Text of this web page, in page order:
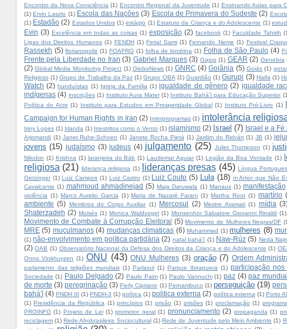
Encontro da Nova Consciência (1) Encontro Regional da Juventude (1) Ensinando Aulas para
(1) Ervin Laszlo (1) Escola das Nações (3) Escola de Primavera do Sudeste (2)
(1) Estadão (2) Estados Unidos (1) estágio (1) Estatuto da Criança e do Adolescente (1)
Evin (3) Excelência em todas as coisas (1) exposição (2) facebook (1) Faculdade Tahirih
Ligas dos Direitos Humanos (1) FENDH (1) Ferial Sami (1) Fernando Neme (1) Festival
Rassekh (5) florianopolis (1) FOAFRO (1) folha de londrina (1) Folha de São Paulo (4)
Frente pela Liberdade no Iran (3) Gabriel Marques (3) Gajop (1) GEAR (2) Genebra
(2) Global Media Monitoring Project (1) GloboNews (1) GNRC (4) Goiânia (5) Goiás (1)
Religioso (1) Grupo de Trabalho da Paz (1) Grupo OBA (1) Guardião (1) Gurupi (3) Haifa (1)
Watch (2) hunduístas (1) Igreja da Família (1) igualdade de gênero (2) igualdade
indígenas (4) inscrições (1) Instituto Aura Mater (1) Instituto Bahá'í para Educação Superior
Política do Acre (1) Instituto para Estudos em Prosperidade Global (1) Instituto Pró-Livro (1)
Campaign for Human Rights in Iran (2) Interprogramas (1) intolerância
Iriny Lopes (1) Irlanda (1) Irrestritos como o Vento (1) islamismo (2) Israel (7) Israel e a Fé
Arjomandi (1) Janet Ruhe-Schoen (1) Janete Rocha Pietá (1) Jardim do Ridván (1) JB (1)
jovens (15) judaísmo (3) judeus (4) julgamento (25) Juliet Thompson (1)
Nikobin (1) Krishna (1) laranjeira do Báb (1) Laudemar Aguiar (1) Legião da Boa Vontade (1)
religiosa (21) liderança religiosa (1) lideranças presas (45) Língua
Getzinger (1) Luiz Campos (1) Luiz Castro (1) Luiz Couto (5) Lula (18) m Amor que Não
Cavalcante (1) mahmoud ahmadinejad (5) Maja Daruwala (1) Manaus (1) manifestação
violência (1) Marco Aurelio Garcia (1) Maria de Nazaré Farani (1) Martha Root (1) martírio
ambiente (5) Membros do Corpo Auxiliar (1) Mercosul (2) Mestre Aramati (1) mídia
Shaterzadeh (2) Moisés (1) Monica Waldvogel (1) Monsenhor Salvatore Giovanni Rinaldi (1)
Movimento de Combate à Corrupção Eleitoral (5) Movimento de Mulheres Negras/DF
MRE (5) muçulmanos (4) mudanças climaticas (6) Muhammad (1) mulheres (8)
(1) não-envolvimento em política partidária (2) natal bahá'í (1) Naw-Rúz (5) Neda
(2) OAB (1) Observatório Nacional da Defesa dos Direitos da Criança e do Adolescente (1)
Onno Vinkhuyzen (1) ONU (43) ONU Mulheres (3) oração (7) Ordem
parlamento das religiões mundiais (1) Parlasul (1) Parque Ibirapuera (1) participação
Sociedade (1) Paulo Delgado (2) Paulo Paim (1) Paulo Vannuchi (1) paz (4) paz mundial
de morte (3) peregrinação (3) Perly Cipriano (1) Pernambuco (1) perseguição (19)
bahá'í (4) PNDH III (1) PNDH-3 (1) política (1) politica externa (2) política externa (1) Porto
(1) Presidência da República (1) princípios (1) prisão (1) prisões (1) proclamação (1) programa
PROINFO (1) Projeto de Lei (1) promotor geral (1) pronunciamento (2) propaganda (1)
reciclagem (1) Rede Afrobrasileira Sociocultural (1) Rede de Juventude pelo Meio Ambiente (1)